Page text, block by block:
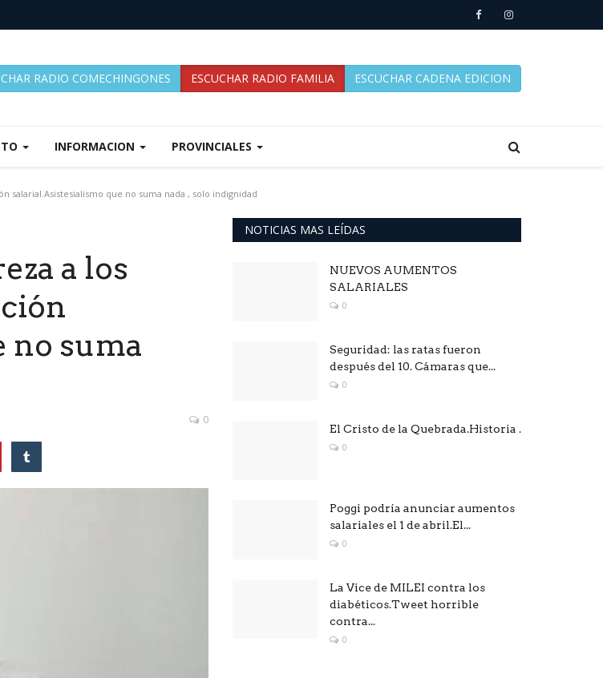
RADIO COMECHINGONES ESCUCHAR RADIO FAMILIA ESCUCHAR CADENA EDICION
INFORMACION PROVINCIALES
salarial.Asistesialismo que no suma nada , solo indignidad
a los
no suma
0
NOTICIAS MAS LEÍDAS
NUEVOS AUMENTOS
SALARIALES
0
Seguridad: las ratas fueron
después del 10. Cámaras que...
0
El Cristo de la Quebrada.Historia .
0
Poggi podría anunciar aumentos
salariales el 1 de abril.El...
0
La Vice de MILEI contra los
diabéticos.Tweet horrible
contra...
0